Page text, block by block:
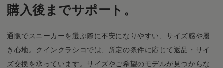
購入後までサポート。
通販でスニーカーを選ぶ際に不安になりやすい、サイズ感や履
き心地。クインクラシコでは、所定の条件に応じて返品・サイ
ズ交換を承っています。サイズやご希望のモデルが見つからな